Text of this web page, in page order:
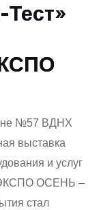
Тест»
№57 ВДНХ
выставка
и услуг
ЭКСПО ОСЕНЬ –
стал